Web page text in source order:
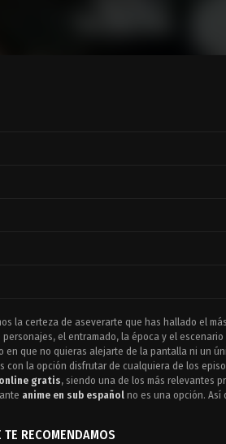
la certeza de aseverarte que has hallado el
el entramado, la época y el
que no quieras alejarte de la pantalla ni un
con la opción disfrutar de cualquiera de los
gratis, siendo una de los más relevantes
anime en sub español no es una opción.
RECOMENDAMOS